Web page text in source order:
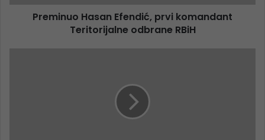
Preminuo Hasan Efendić, prvi komandant
Teritorijalne odbrane RBiH